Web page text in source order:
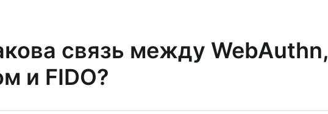
связь между WebAuthn,
и FIDO?